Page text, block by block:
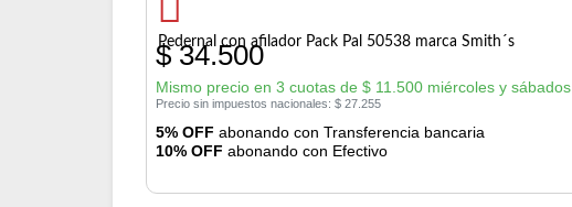
Pedernal con afilador Pack Pal 50538 marca Smith´s
$34.500
Mismo precio en 3 cuotas de $ 11.500 miércoles y sábados
Precio sin impuestos nacionales: $ 27.255
5% OFF abonando con Transferencia bancaria
10% OFF abonando con Efectivo